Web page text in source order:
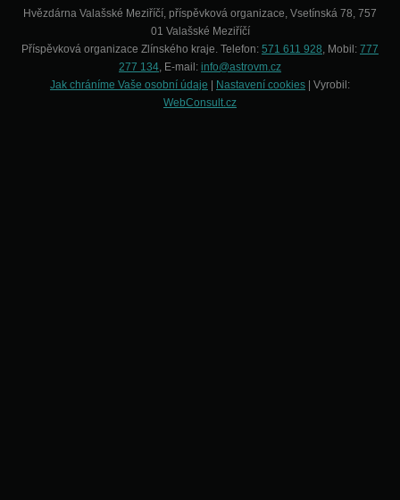
Hvězdárna Valašské Meziříčí, příspěvková organizace, Vsetínská 78, 757
01 Valašské Meziříčí
Příspěvková organizace Zlínského kraje. Telefon: 571 611 928, Mobil: 777
277 134, E-mail: info@astrovm.cz
Jak chráníme Vaše osobní údaje
Nastavení cookies | Vyrobil:
WebConsult.cz